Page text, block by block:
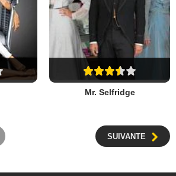
Mr. Selfridge
SUIVANTE